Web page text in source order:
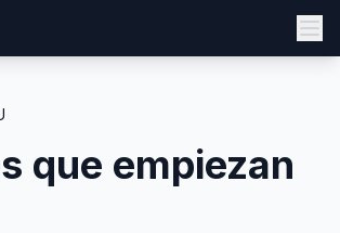
que empiezan